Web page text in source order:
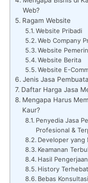
Web?
Ragam Website
Website Pribadi
Web Company
Website
Website Berita
Website E-
Jenis Jasa
Daftar Harga Jasa
Mengapa Harus
Kaur?
Penyedia Jasa
Profesional &
Developer yang
Keamanan
Hasil
History Terhebat
Bebas Konsultasi